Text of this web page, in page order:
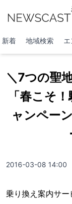
新着 地域検索 エ
＼7つの聖
「春こそ
ャンペー
2016-03-08 14:00
乗り換え案内サ